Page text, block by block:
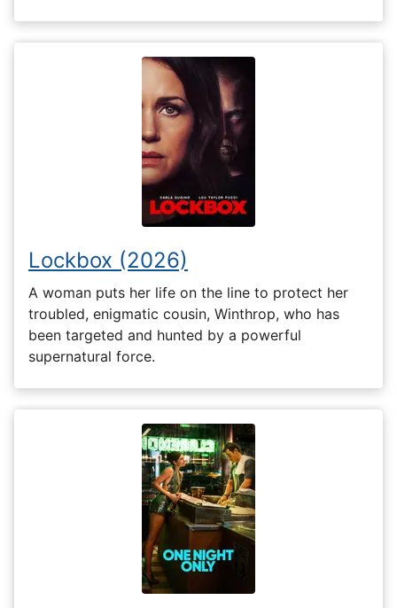
Lockbox (2026)
A woman puts her life on the line to protect her
troubled, enigmatic cousin, Winthrop, who has
been targeted and hunted by a powerful
supernatural force.